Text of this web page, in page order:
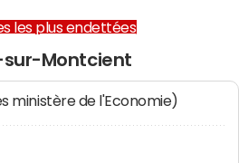
les plus endettées
sur-Montcient
ministère de l'Economie)